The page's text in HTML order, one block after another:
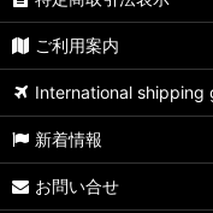
【シマノ】01ステラSW
ーツ
17ヴァンキッシュFW用
ご利用案内
International shipping
新着情報
お問い合せ